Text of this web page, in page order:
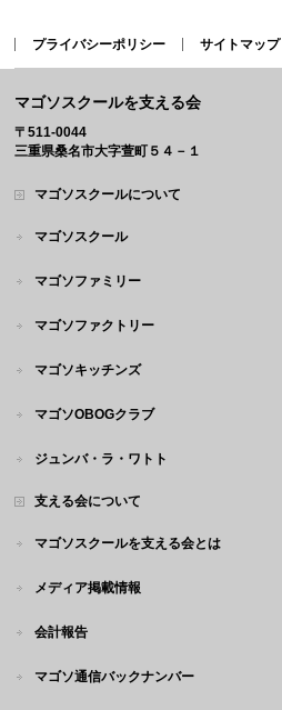
プライバシーポリシー サイトマップ
マゴソスクールを支える会
〒511-0044
三重県桑名市大字萱町５４－１
マゴソスクールについて
マゴソスクール
マゴソファミリー
マゴソファクトリー
マゴソキッチンズ
マゴソOBOGクラブ
ジュンバ・ラ・ワトト
支える会について
マゴソスクールを支える会とは
メディア掲載情報
会計報告
マゴソ通信バックナンバー